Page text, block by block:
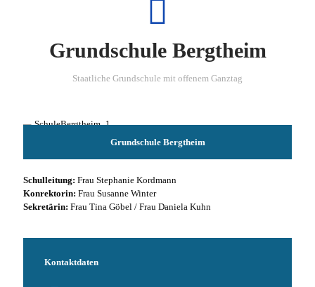
Grundschule Bergtheim
Staatliche Grundschule mit offenem Ganztag
Grundschule Bergtheim
Schulleitung: Frau Stephanie Kordmann
Konrektorin: Frau Susanne Winter
Sekretärin: Frau Tina Göbel / Frau Daniela Kuhn
Kontaktdaten